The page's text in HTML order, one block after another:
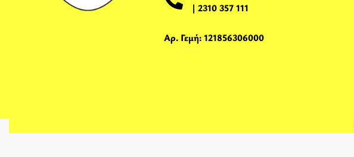
| 2310 357 111
Αρ. Γεμή: 121856306000